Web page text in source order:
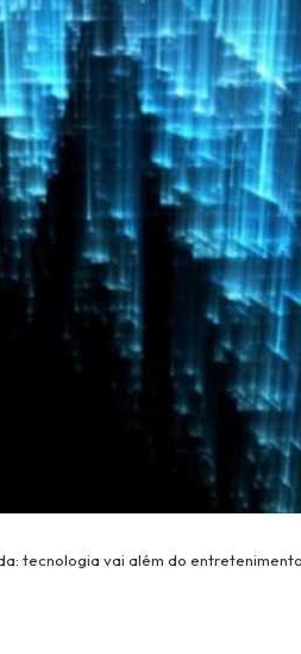
tecnologia vai além do